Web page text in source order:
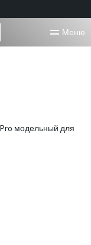
Меню
модельный для